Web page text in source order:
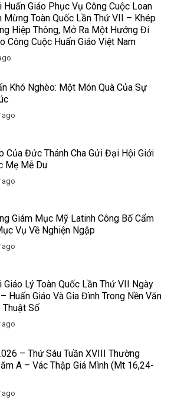
Giáo Phục Vụ Công Cuộc Loan
Mừng Toàn Quốc Lần Thứ VII – Khép
Hiệp Thông, Mở Ra Một Hướng Đi
Công Cuộc Huấn Giáo Việt Nam
Khó Nghèo: Một Món Quà Của Sự
Của Đức Thánh Cha Gửi Đại Hội Giới
Mẹ Mễ Du
Giám Mục Mỹ Latinh Công Bố Cẩm
Vụ Về Nghiện Ngập
Lý Toàn Quốc Lần Thứ VII Ngày
Huấn Giáo Và Gia Đình Trong Nền Văn
Thuật Số
– Thứ Sáu Tuần XVIII Thường
A – Vác Thập Giá Mình (Mt 16,24-